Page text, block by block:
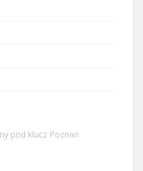
pod klucz Poznań